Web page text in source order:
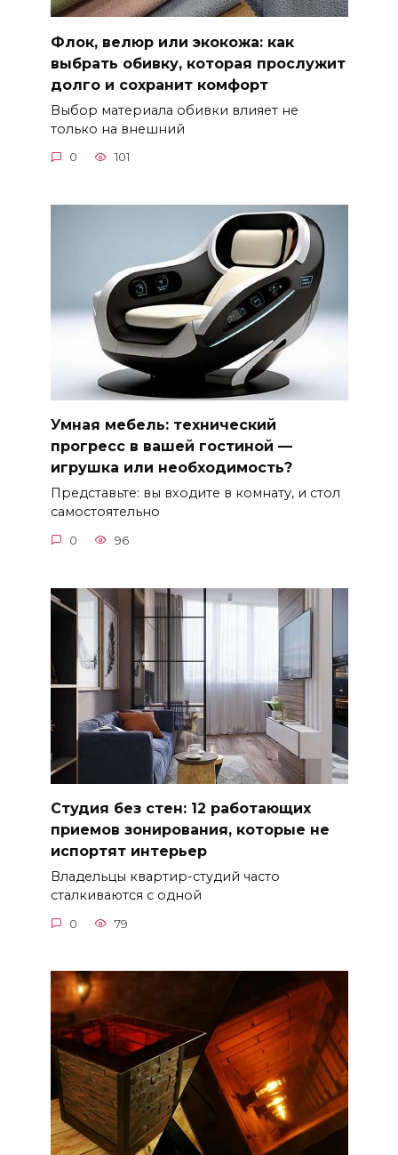
Флок, велюр или экокожа: как
выбрать обивку, которая прослужит
долго и сохранит комфорт
Выбор материала обивки влияет не
только на внешний
0 101
Умная мебель: технический
прогресс в вашей гостиной —
игрушка или необходимость?
Представьте: вы входите в комнату, и стол
самостоятельно
0 96
Студия без стен: 12 работающих
приемов зонирования, которые не
испортят интерьер
Владельцы квартир-студий часто
сталкиваются с одной
0 79